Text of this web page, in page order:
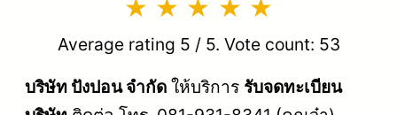
Average rating 5 / 5. Vote count: 53
บริษัท ปังปอน จำกัด ให้บริการ รับจดทะเบียน